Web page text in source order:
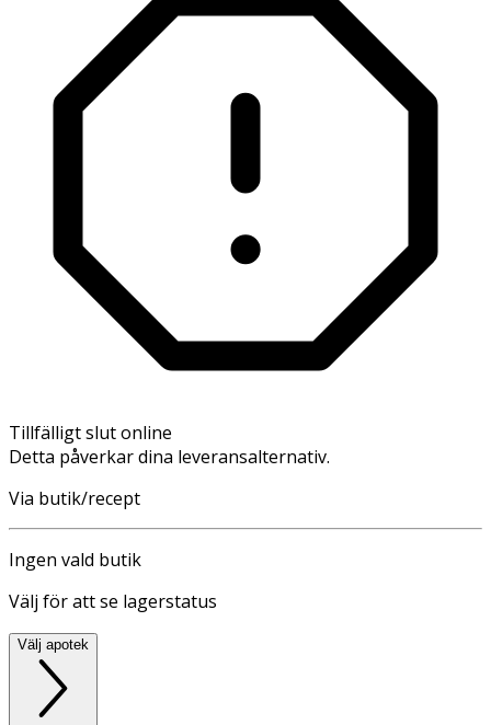
Tillfälligt slut online
Detta påverkar dina leveransalternativ.
Via butik/recept
Ingen vald butik
Välj för att se lagerstatus
Välj apotek